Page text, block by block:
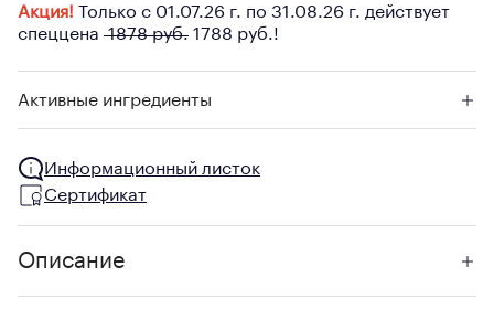
Акция! Только с 01.07.26 г. по 31.08.26 г. действует
спеццена 1878 руб. 1788 руб.!
Активные ингредиенты
Информационный листок
Сертификат
Описание